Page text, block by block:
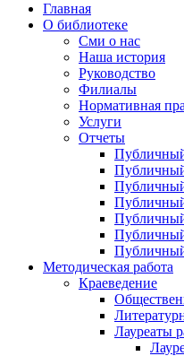
Главная
О библиотеке
Сми о нас
Наша история
Руководство
Филиалы
Нормативная
Услуги
Отчеты
Методическая работа
Краеведение
Лауреаты